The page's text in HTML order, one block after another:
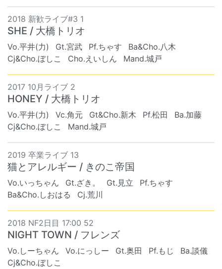
2018 新歓ライブ#3 1
SHE / 大橋トリオ
Vo.平井(力) Gt.宮武 Pf.ちゃす
Ba&Cho.八木
Cj&Cho.ぼしこ
Cho.えいしん Mand.城戸
2017 10月ライブ 2
HONEY / 大橋トリオ
Vo.平井(力) Vc.角元 Gt&Cho.新木 Pf.松田
Ba.加藤
Cj&Cho.ぼしこ
Mand.城戸
2019 卒業ライブ 13
猫とアレルギー / きのこ帝国
Vo.いっちゃん Gt.ざき。 Gt.見立
Pf.ちゃす
Ba&Cho.しおはる
Cj.荒川
2018 NF2日目 17:00 52
NIGHT TOWN / フレンズ
Vo.しーちゃん Vo.にっしー Gt.奥田 Pf.もじ
Ba.談儀
Cj&Cho.ぼしこ